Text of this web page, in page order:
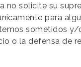
no solicite su
para
sometidos
o la defensa de